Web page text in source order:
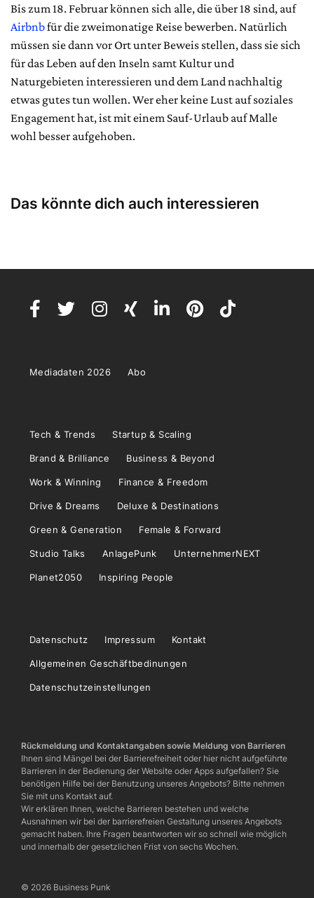
Bis zum 18. Februar können sich alle, die über 18 sind, auf
Airbnbfür die zweimonatige Reise bewerben. Natürlich
müssen sie dann vor Ort unter Beweis stellen, dass sie sich
für das Leben auf den Inseln samt Kultur und
Naturgebieten interessieren und dem Land nachhaltig
etwas gutes tun wollen. Wer eher keine Lust auf soziales
Engagement hat, ist mit einem Sauf-Urlaub auf Malle
wohl besser aufgehoben.
Das könnte dich auch interessieren
Mediadaten 2026 Abo
Tech & Trends Startup & Scaling
Brand & Brilliance Business & Beyond
Work & Winning Finance & Freedom
Drive & Dreams Deluxe & Destinations
Green & Generation Female & Forward
Studio Talks AnlagePunk UnternehmerNEXT
Planet2050 Inspiring People
Datenschutz Impressum Kontakt
Allgemeinen Geschäftbedinungen
Datenschutzeinstellungen
Rückmeldung und Kontaktangaben sowie Meldung von Barrieren
Ihnen sind Mängel bei der Barrierefreiheit oder hier nicht aufgeführte
Barrieren in der Bedienung der Website oder Apps aufgefallen? Sie
benötigen Hilfe bei der Benutzung unseres Angebots? Bitte nehmen
Sie mit uns Kontakt auf.
Wir erklären Ihnen, welche Barrieren bestehen und welche
Ausnahmen wir bei der barrierefreien Gestaltung unseres Angebots
gemacht haben. Ihre Fragen beantworten wir so schnell wie möglich
und innerhalb der gesetzlichen Frist von sechs Wochen.
© 2026 Business Punk